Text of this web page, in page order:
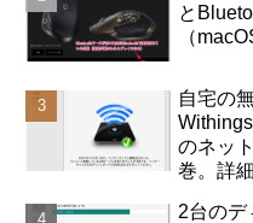
と
（
自宅の
のネッ
巻。詳
2台のデ